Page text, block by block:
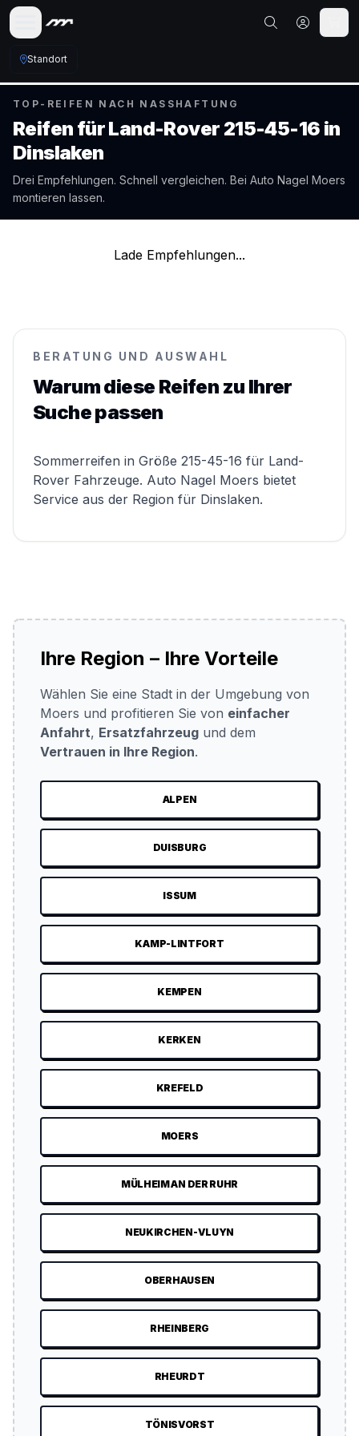
Standort
TOP-REIFEN NACH NASSHAFTUNG
Reifen fürLand-Rover 215-45-16 in
Dinslaken
Drei Empfehlungen. Schnell vergleichen. Bei Auto Nagel Moers
montieren lassen.
Lade Empfehlungen...
BERATUNG UND AUSWAHL
Warum diese Reifen zu Ihrer
Suche passen
Sommerreifen in Größe 215-45-16 für Land-
Rover Fahrzeuge. Auto Nagel Moers bietet
Service aus der Region für Dinslaken.
Ihre Region – Ihre Vorteile
Wählen Sie eine Stadt in der Umgebung von
Moers und profitieren Sie von einfacher
Anfahrt, Ersatzfahrzeug und dem
Vertrauen in Ihre Region.
ALPEN
DUISBURG
ISSUM
KAMP-LINTFORT
KEMPEN
KERKEN
KREFELD
MOERS
MÜLHEIM AN DER RUHR
NEUKIRCHEN-VLUYN
OBERHAUSEN
RHEINBERG
RHEURDT
TÖNISVORST